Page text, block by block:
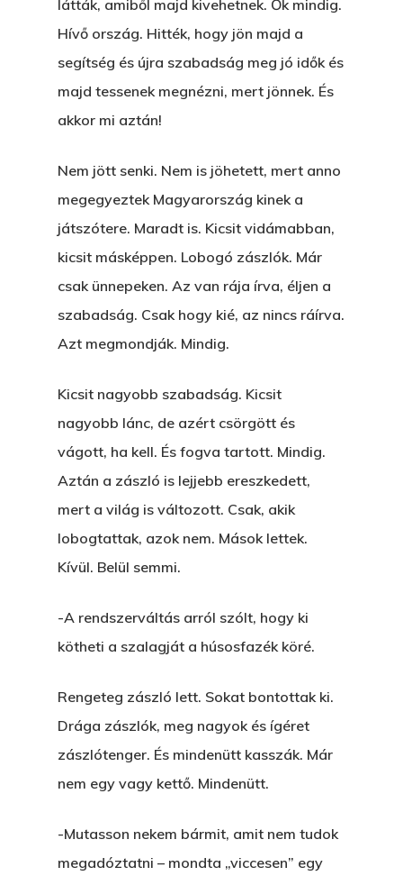
látták, amiből majd kivehetnek. Ők mindig.
Hívő ország. Hitték, hogy jön majd a
segítség és újra szabadság meg jó idők és
majd tessenek megnézni, mert jönnek. És
akkor mi aztán!
Nem jött senki. Nem is jöhetett, mert anno
megegyeztek Magyarország kinek a
játszótere. Maradt is. Kicsit vidámabban,
kicsit másképpen. Lobogó zászlók. Már
csak ünnepeken. Az van rája írva, éljen a
szabadság. Csak hogy kié, az nincs ráírva.
Azt megmondják. Mindig.
Kicsit nagyobb szabadság. Kicsit
nagyobb lánc, de azért csörgött és
vágott, ha kell. És fogva tartott. Mindig.
Aztán a zászló is lejjebb ereszkedett,
mert a világ is változott. Csak, akik
lobogtattak, azok nem. Mások lettek.
Kívül. Belül semmi.
-A rendszerváltás arról szólt, hogy ki
kötheti a szalagját a húsosfazék köré.
Rengeteg zászló lett. Sokat bontottak ki.
Drága zászlók, meg nagyok és ígéret
zászlótenger. És mindenütt kasszák. Már
nem egy vagy kettő. Mindenütt.
-Mutasson nekem bármit, amit nem tudok
megadóztatni – mondta „viccesen” egy
Főoldal
Bolt
A Veszett Ügy
A Jóember
A Vér Nem Válik Vízzé
Egy Nyár
Novellák
Álomszekrény
EGY LAKTANYÁT,
Az Elveszett Fejezet
Blog
Bristolt Látni
Feliratkozás
Bakker Gyuri